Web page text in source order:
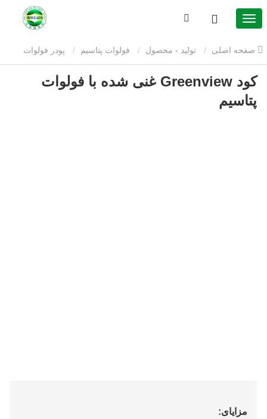
تولید - محصول فولوات پتاسیم پودر فولوات
پتاسیم کود Greenview غنی شده با فولوات پتاسیم
کود Greenview غنی شده با فولوات
پتاسیم
مزایای: